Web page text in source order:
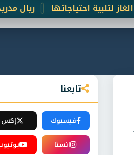
ريال مدريد احتياجاتها
تابعنا
فيسبوك إكس
انستا